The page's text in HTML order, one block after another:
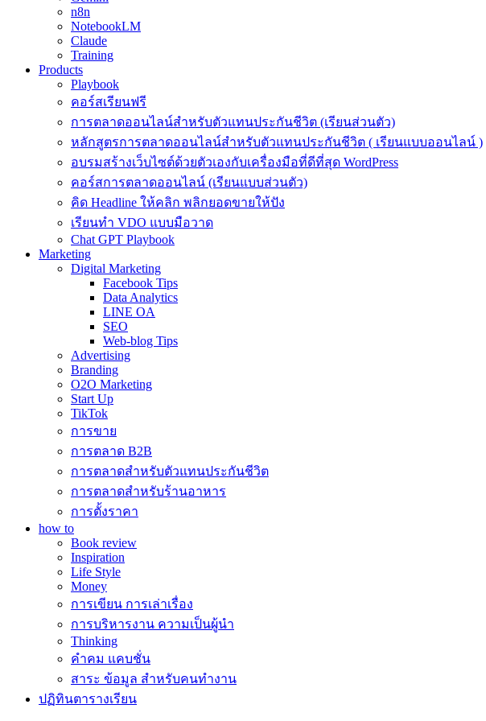
n8n
NotebookLM
Claude
Training
Products
Playbook
คอร์สเรียนฟรี
การตลาดออนไลน์สำหรับตัวแทนประกันชีวิต (เรียนส่วนตัว)
หลักสูตรการตลาดออนไลน์สำหรับตัวแทนประกันชีวิต ( เรียนแบบออนไลน์ )
อบรมสร้างเว็บไซต์ด้วยตัวเองกับเครื่องมือที่ดีที่สุด WordPress
คอร์สการตลาดออนไลน์ (เรียนแบบส่วนตัว)
คิด Headline ให้คลิก พลิกยอดขายให้ปัง
เรียนทำ VDO แบบมือวาด
Chat GPT Playbook
Marketing
Digital Marketing
Facebook Tips
Data Analytics
LINE OA
SEO
Web-blog Tips
Advertising
Branding
O2O Marketing
Start Up
TikTok
การขาย
การตลาด B2B
การตลาดสำหรับตัวแทนประกันชีวิต
การตลาดสำหรับร้านอาหาร
การตั้งราคา
how to
Book review
Inspiration
Life Style
Money
การเขียน การเล่าเรื่อง
การบริหารงาน ความเป็นผู้นำ
Thinking
คำคม แคบชั่น
สาระ ข้อมูล สำหรับคนทำงาน
ปฏิทินตารางเรียน